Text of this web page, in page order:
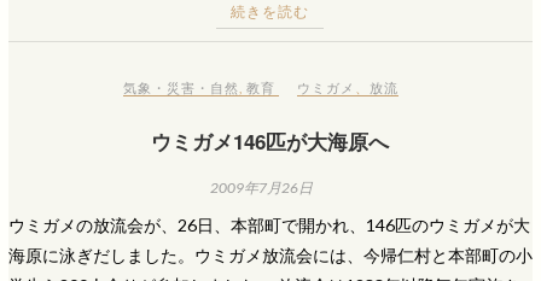
続きを読む
気象・災害・自然 ,教育 ウミガメ 放流
ウミガメ146匹が大海原へ
2009年7月26日
ウミガメの放流会が、26日、本部町で開かれ、146匹のウミガメが大
海原に泳ぎだしました。ウミガメ放流会には、今帰仁村と本部町の小